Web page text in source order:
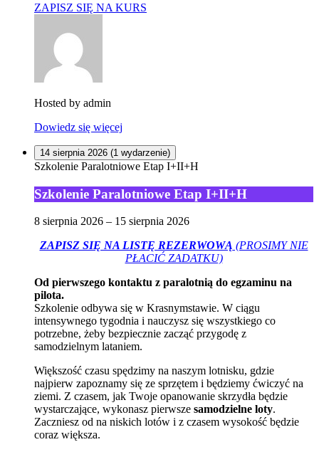
ZAPISZ SIĘ NA KURS
Hosted by admin
Dowiedz się więcej
14 sierpnia 2026 (1 wydarzenie)
Szkolenie Paralotniowe Etap I+II+H
Szkolenie Paralotniowe Etap I+II+H
8 sierpnia 2026 – 15 sierpnia 2026
ZAPISZ SIĘ NA LISTĘ REZERWOWĄ (PROSIMY NIE
PŁACIĆ ZADATKU)
Od pierwszego kontaktu z paralotnią do egzaminu na
pilota.
Szkolenie odbywa się w Krasnymstawie. W ciągu
intensywnego tygodnia i nauczysz się wszystkiego co
potrzebne, żeby bezpiecznie zacząć przygodę z
samodzielnym lataniem.
Większość czasu spędzimy na naszym lotnisku, gdzie
najpierw zapoznamy się ze sprzętem i będziemy ćwiczyć na
ziemi. Z czasem, jak Twoje opanowanie skrzydła będzie
wystarczające, wykonasz pierwsze samodzielne loty.
Zaczniesz od na niskich lotów i z czasem wysokość będzie
coraz większa.